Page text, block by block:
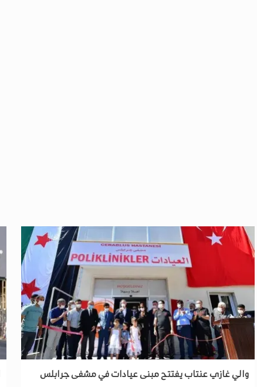
والي غازي عنتاب يفتتح مبنى عيادات في مشفى جرابلس